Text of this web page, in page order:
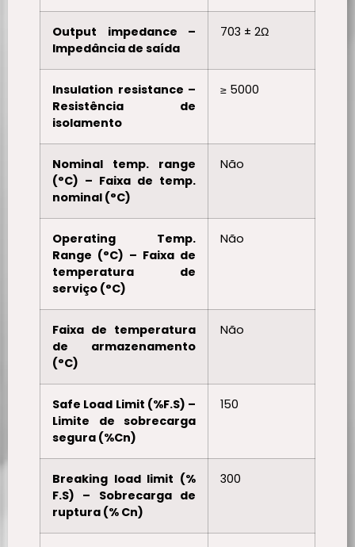
Output impedance –
Impedância de saída
703 ± 2Ω
Insulation resistance –
Resistência de
isolamento
≥ 5000
Nominal temp. range
(°C) – Faixa de temp.
nominal (°C)
Não
Operating Temp.
Range (°C) – Faixa de
temperatura de
serviço (°C)
Não
Faixa de temperatura
de armazenamento
(°C)
Não
Safe Load Limit (%F.S) –
Limite de sobrecarga
segura (%Cn)
150
Breaking load limit (%
F.S) – Sobrecarga de
ruptura (% Cn)
300